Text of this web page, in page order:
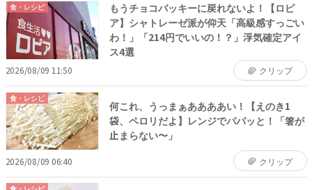
食・レシピ
もうチョコバッキーに戻れないよ！【ロピ
ア】シャトレーゼ派が仰天「高級感すっごい
わ！」「214円でいいの！？」浮気確定アイ
ス4選
2026/08/09 11:50 クリップ
食・レシピ
何これ、うっまぁああああい！【えのき1
袋、ペロリだよ】レンジでパパッと！「箸が
止まらない〜」
2026/08/09 06:40 クリップ